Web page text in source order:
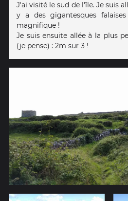
J'ai visité le sud de l'île. Je suis
y a des gigantesques
magnifique !
Je suis ensuite allée à la plus
(je pense) : 2m sur 3 !